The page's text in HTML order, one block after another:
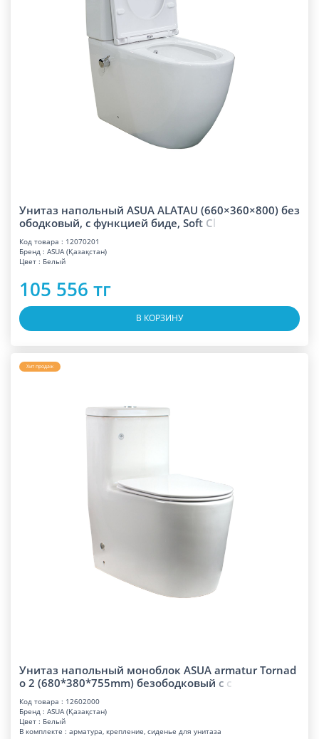
Унитаз напольный ASUA ALATAU (660×360×800) без
ободковый, с функцией биде, Soft Cl
Код товара : 12070201
Бренд : ASUA (Қазақстан)
Цвет : Белый
105 556 тг
В КОРЗИНУ
Хит продаж
Унитаз напольный моноблок ASUA armatur Tornad
o 2 (680*380*755mm) безободковый с с
Код товара : 12602000
Бренд : ASUA (Қазақстан)
Цвет : Белый
В комплекте : арматура, крепление, сиденье для унитаза